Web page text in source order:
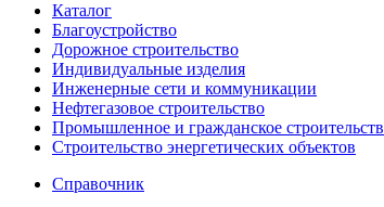
Каталог
Благоустройство
Дорожное строительство
Индивидуальные изделия
Инженерные сети и коммуникации
Нефтегазовое строительство
Промышленное и гражданское
Строительство энергетических объектов
Справочник